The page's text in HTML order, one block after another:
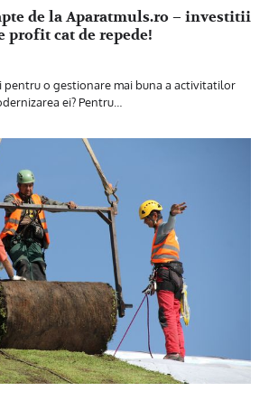
de la Aparatmuls.ro – investitii
profit cat de repede!
pentru o gestionare mai buna a activitatilor
ei? Pentru…